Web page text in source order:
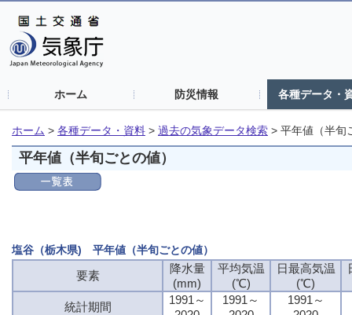
ホーム 防災情報 各種データ・
ホーム > 各種データ・資料 > 過去の気象データ検索 > 平年値（半旬
平年値（半旬ごとの値）
塩谷（栃木県) 平年値（半旬ごとの値）
要素
降水量
(mm)
平均気温
(℃)
日最高気温
(℃)
統計期間
1991～
1991～
1991～